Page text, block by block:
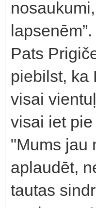
lapsenēm”.
Pats
piebilst, ka
visai
visai iet pie
"Mums jau
aplaudēt,
tautas